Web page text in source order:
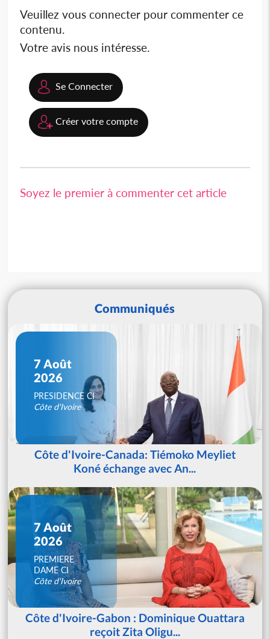
Veuillez vous connecter pour commenter ce
contenu.
Votre avis nous intéresse.
Se Connecter
Créer votre compte
Soyez le premier à commenter cet article
Communiqués
7 Août
2026
PRESIDENCE CI
Côte d'Ivoire
Côte d'Ivoire-Canada: Tiémoko Meyliet
Koné échange avec An...
7 Août
2026
PREMIERE
DAME CI
Côte d'Ivoire
Côte d'Ivoire-Gabon : Dominique Ouattara
reçoit Zita Oligu...